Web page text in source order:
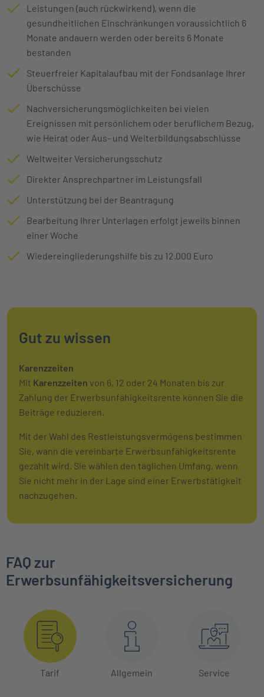
Leistungen (auch rückwirkend), wenn die
gesundheitlichen Einschränkungen voraussichtlich 6
Monate andauern werden oder bereits 6 Monate
bestanden
Steuerfreier Kapitalaufbau mit der Fondsanlage Ihrer
Überschüsse
Nachversicherungsmöglichkeiten bei vielen
Ereignissen mit persönlichem oder beruflichem Bezug,
wie Heirat oder Aus- und Weiterbildungsabschlüsse
Weltweiter Versicherungsschutz
Direkter Ansprechpartner im Leistungsfall
Unterstützung bei der Beantragung
Bearbeitung Ihrer Unterlagen erfolgt jeweils binnen
einer Woche
Wiedereingliederungshilfe bis zu 12.000 Euro
Gut zu wissen
Karenzzeiten
Mit Karenzzeiten von 6, 12 oder 24 Monaten bis zur
Zahlung der Erwerbsunfähigkeitsrente können Sie die
Beiträge reduzieren.
Mit der Wahl des Restleistungsvermögens bestimmen
Sie, wann die vereinbarte Erwerbsunfähigkeitsrente
gezahlt wird. Sie wählen den täglichen Umfang, wenn
Sie nicht mehr in der Lage sind einer Erwerbstätigkeit
nachzugehen.
FAQ zur
Erwerbsunfähigkeitsversicherung
Tarif Allgemein Service